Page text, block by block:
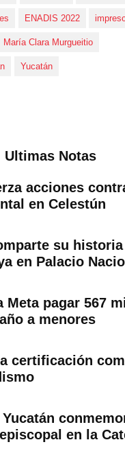
ENADIS 2022
María Clara Murgueitio
Yucatán
Ultimas Notas
acciones
en Celestún
su historia
en Palacio
Meta pagar 567
a menores
certificación
en la